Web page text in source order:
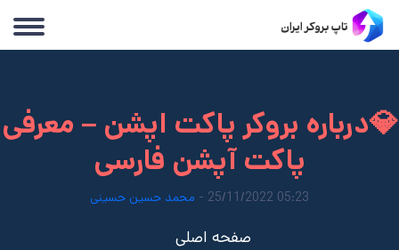
💎درباره بروکر پاکت اپشن – معرفی
پاکت آپشن فارسی
05:23 25/11/2022 - محمد حسین حسینی
صفحه اصلی